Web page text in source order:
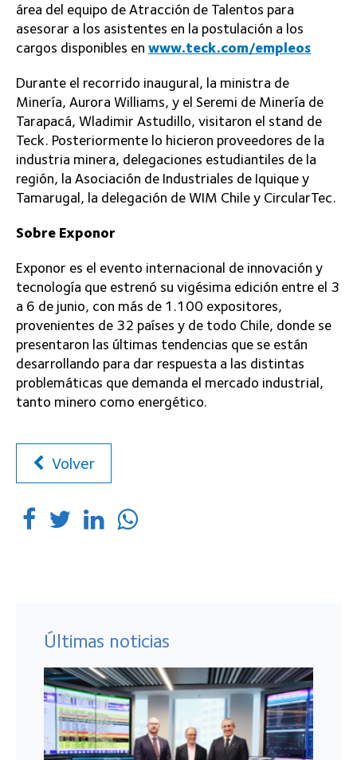
área del equipo de Atracción de Talentos para
asesorar a los asistentes en la postulación a los
cargos disponibles en www.teck.com/empleos
Durante el recorrido inaugural, la ministra de
Minería, Aurora Williams, y el Seremi de Minería de
Tarapacá, Wladimir Astudillo, visitaron el stand de
Teck. Posteriormente lo hicieron proveedores de la
industria minera, delegaciones estudiantiles de la
región, la Asociación de Industriales de Iquique y
Tamarugal, la delegación de WIM Chile y CircularTec.
Sobre Exponor
Exponor es el evento internacional de innovación y
tecnología que estrenó su vigésima edición entre el 3
a 6 de junio, con más de 1.100 expositores,
provenientes de 32 países y de todo Chile, donde se
presentaron las últimas tendencias que se están
desarrollando para dar respuesta a las distintas
problemáticas que demanda el mercado industrial,
tanto minero como energético.
Volver
Últimas noticias